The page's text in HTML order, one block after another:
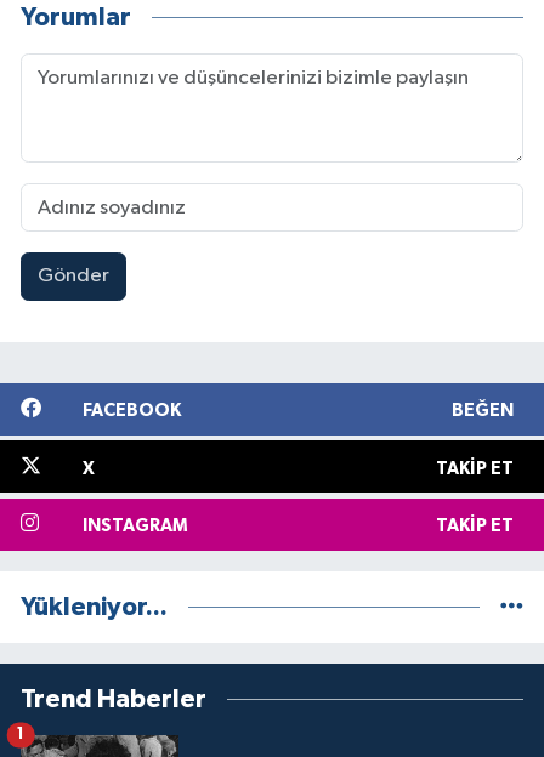
Yorumlar
Gönder
FACEBOOK BEĞEN
X TAKIP ET
INSTAGRAM TAKIP ET
Yükleniyor...
Trend Haberler
1